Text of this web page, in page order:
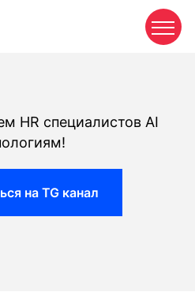
HR специалистов AI
на TG канал